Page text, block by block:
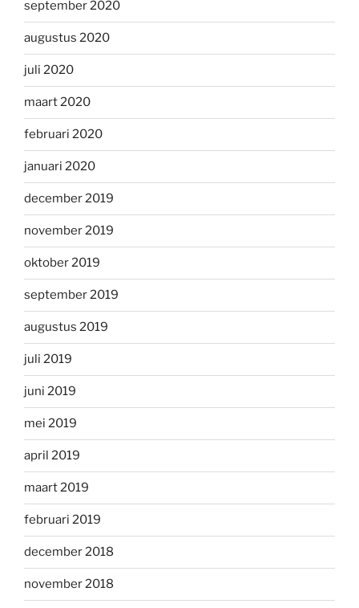
september 2020
augustus 2020
juli 2020
maart 2020
februari 2020
januari 2020
december 2019
november 2019
oktober 2019
september 2019
augustus 2019
juli 2019
juni 2019
mei 2019
april 2019
maart 2019
februari 2019
december 2018
november 2018